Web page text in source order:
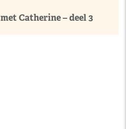
Catherine – deel 3